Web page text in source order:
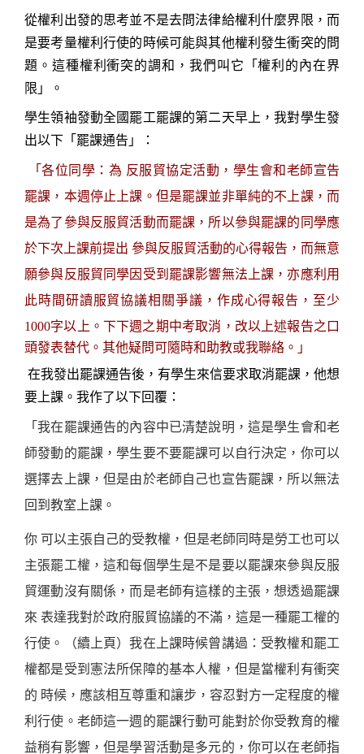
從權利出發的思考並不是去問法律給權利什麼界限，而
是要考量權利行使的時候可能與其他權利發生衝突的問
題。這種權利衝突的調和，我們叫它「權利的內在界
限」。
學生領袖發動全國罷工罷課的第二天早上，我對學生發
出以下「罷課通告」：
「各位同學： 為 反服貿協定活動，學生會和老師宣告
罷課，本週停止上課。但是罷課並非單純的不上課，而
是為了參與反服貿活動而罷課，所以參與罷課的同學應
於下次上課前提出 參與反服貿活動的心得報告，而無意
願參與反服貿同學因受到罷課影響無法上課，亦應利用
此時間研讀服貿協議相關爭議，作成心得報告，至少
1000字以上。下下週之期中考取消，改以上述報告之口
頭發表替代。其他疑問可隨時和助教或我聯絡。」
在我發出罷課通告後，有學生來信要求取消罷課，他想
要上課。我作了以下回覆：
「我在罷課通告的內容中已清楚說明，這是學生會和老
師發動的罷課，學生要不要罷課可以自行決定，你可以
選擇去上課，但是由於老師自己也宣告罷課，所以無法
回到教室上課。
你 可以主張自己的受教權，但是老師同時是勞工也可以
主張罷工權，這和每個學生是不是要以罷課來參與反服
貿運動沒有關係，而是老師有這樣的主張，想透過罷課
來 表達我對於政府服貿協議的不滿，這是一種罷工權的
行使。（續上頁）我在上課時候曾講過：受教權和罷工
權都是受到憲法所保障的基本人權，但是當權利有衝突
的 時候，應該相互尊重和讓步，容忍對方一定程度的權
利行使。老師這一週的罷課行動可能對於你受教育的權
益稍有影響，但是學習活動是多元的，你可以在老師指